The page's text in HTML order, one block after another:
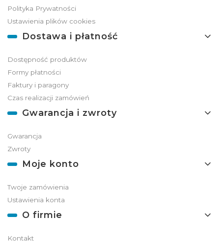
Polityka Prywatności
Ustawienia plików cookies
Dostawa i płatność
Dostępność produktów
Formy płatności
Faktury i paragony
Czas realizacji zamówień
Gwarancja i zwroty
Gwarancja
Zwroty
Moje konto
Twoje zamówienia
Ustawienia konta
O firmie
Kontakt